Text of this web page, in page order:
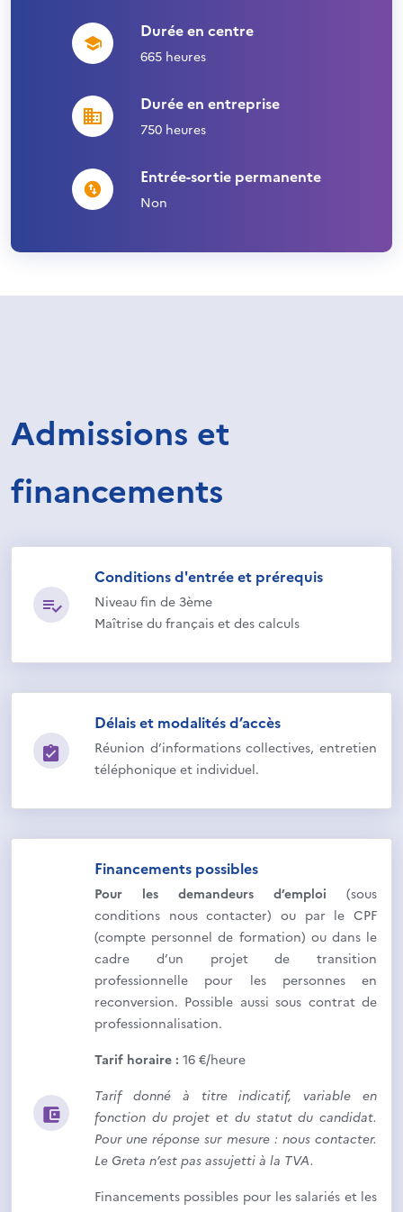
Durée en centre
665 heures
Durée en entreprise
750 heures
Entrée-sortie permanente
Non
Admissions et
financements
Conditions d'entrée et prérequis
Niveau fin de 3ème
Maîtrise du français et des calculs
Délais et modalités d’accès
Réunion d’informations collectives, entretien
téléphonique et individuel.
Financements possibles
Pour les demandeurs d’emploi (sous
conditions nous contacter) ou par le CPF
(compte personnel de formation) ou dans le
cadre d’un projet de transition
professionnelle pour les personnes en
reconversion. Possible aussi sous contrat de
professionnalisation.
Tarif horaire : 16 €/heure
Tarif donné à titre indicatif, variable en
fonction du projet et du statut du candidat.
Pour une réponse sur mesure : nous contacter.
Le Greta n’est pas assujetti à la TVA.
Financements possibles pour les salariés et les